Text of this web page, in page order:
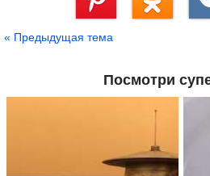
« Предыдущая тема
Посмотри